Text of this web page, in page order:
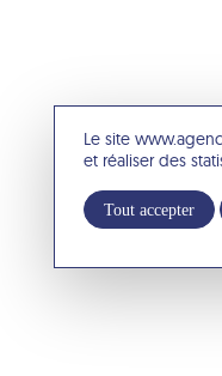
Le site
et réaliser des
Tout accepter